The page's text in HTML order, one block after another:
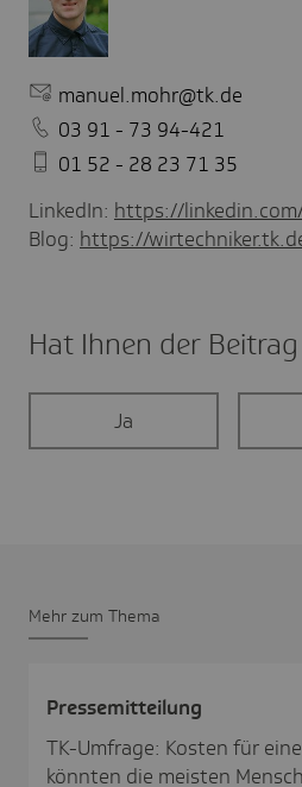
manuel.mohr@tk.de
03 91 - 73 94-421
01 52 - 28 23 71 35
LinkedIn: https://
Blog: https://
Hat Ihnen der
Ja
Mehr zum Thema
Pres­se­mit­tei­lung
TK-Umfrage: Kosten für
könnten die meisten